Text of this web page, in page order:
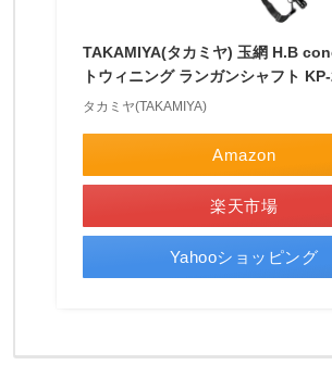
TAKAMIYA(タカミヤ) 玉網 H.B
トウィニング ランガンシャフト
タカミヤ(TAKAMIYA)
Amazon
楽天市場
Yahooショッピング